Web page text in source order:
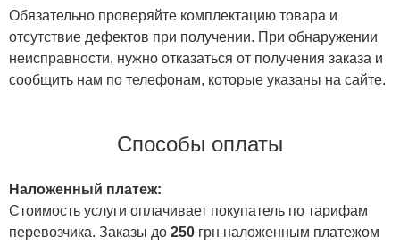
Обязательно проверяйте комплектацию товара и
отсутствие дефектов при получении. При обнаружении
неисправности, нужно отказаться от получения заказа и
сообщить нам по телефонам, которые указаны на сайте.
Способы оплаты
Наложенный платеж:
Стоимость услуги оплачивает покупатель по тарифам
перевозчика. Заказы до 250 грн наложенным платежом